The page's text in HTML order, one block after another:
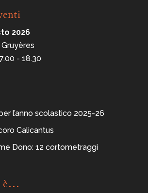
2026
- 18.30
l’anno scolastico 2025-26
Calicantus
Dono: 12 cortometraggi
è…